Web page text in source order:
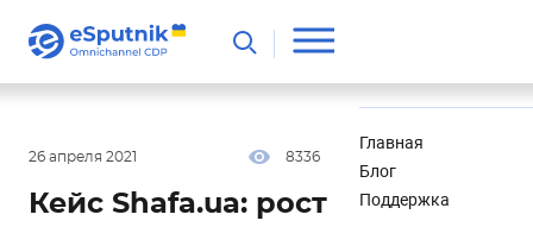
Главная
Блог
Поддержка
26 апреля 2021 8336
Кейс Shafa.ua: рост